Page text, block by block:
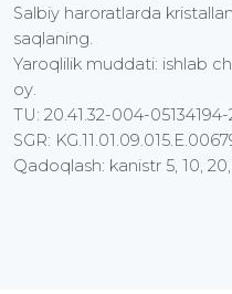
Salbiy haroratlarda
saqlaning.
Yaroqlilik muddati: ishlab
oy.
TU: 20.41.32-004-05134194-
SGR:
Qadoqlash: kanistr 5, 10,